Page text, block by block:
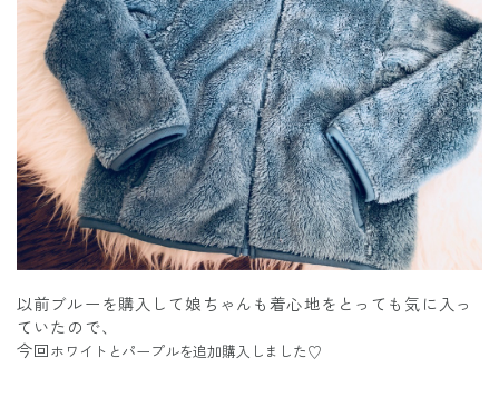
以前ブルーを購入して娘ちゃんも着心地をとっても気に入っ
ていたので、
今回 ホワイトとパープルを追加購入しました♡